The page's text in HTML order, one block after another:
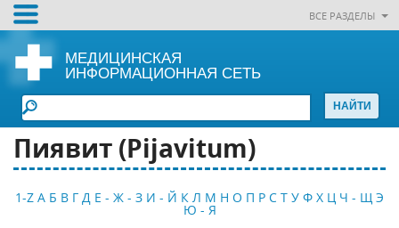
ВСЕ РАЗДЕЛЫ
МЕДИЦИНСКАЯ
ИНФОРМАЦИОННАЯ СЕТЬ
Пиявит (Pijavitum)
1-Z А Б В Г Д Е - Ж - З И - Й К Л М Н О П Р С Т У Ф Х Ц Ч - Щ Э
Ю - Я